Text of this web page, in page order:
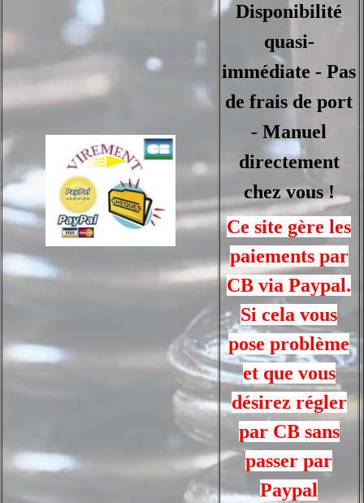
Disponibilité
quasi-
immédiate - Pas
de frais de port
- Manuel
directement
chez vous !
Ce site gère les
paiements par
CB via Paypal.
Si cela vous
pose problème
et que vous
désirez régler
par CB sans
passer par
Paypal